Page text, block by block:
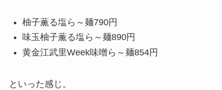
柚子薫る塩ら～麺790円
味玉柚子薫る塩ら～麺890円
黄金江武里Week味噌ら～麺854円
といった感じ。